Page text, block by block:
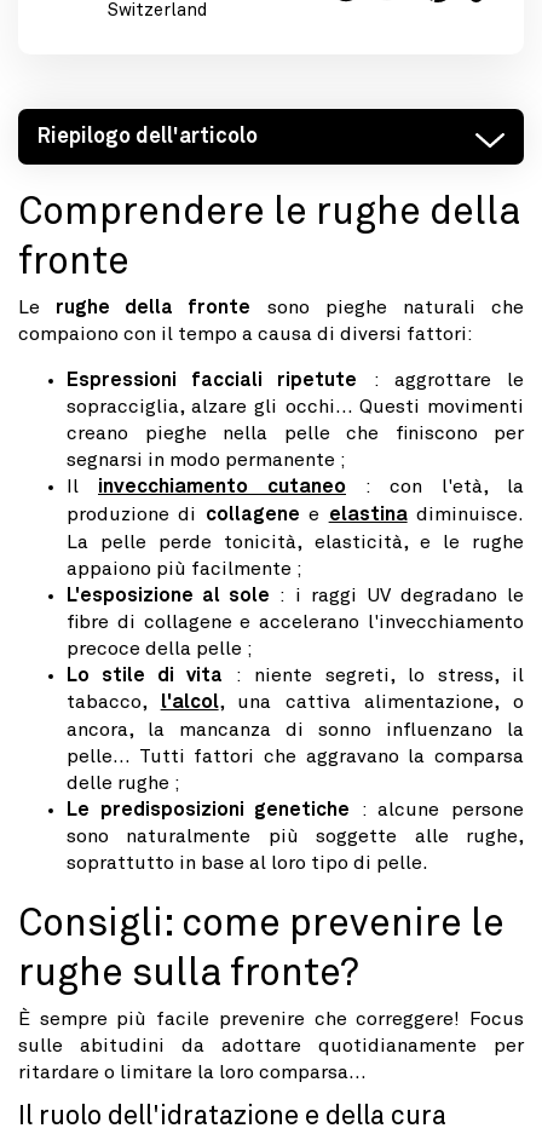
Switzerland
Riepilogo dell'articolo
Comprendere le rughe della
fronte
Le rughe della fronte sono pieghe naturali che
compaiono con il tempo a causa di diversi fattori:
Espressioni facciali ripetute : aggrottare le
sopracciglia, alzare gli occhi... Questi movimenti
creano pieghe nella pelle che finiscono per
segnarsi in modo permanente ;
Il invecchiamento cutaneo : con l'età, la
produzione di collagene e elastinadiminuisce.
La pelle perde tonicità, elasticità, e le rughe
appaiono più facilmente ;
L'esposizione al sole : i raggi UV degradano le
fibre di collagene e accelerano l'invecchiamento
precoce della pelle ;
Lo stile di vita : niente segreti, lo stress, il
tabacco, l'alcol, una cattiva alimentazione, o
ancora, la mancanza di sonno influenzano la
pelle… Tutti fattori che aggravano la comparsa
delle rughe ;
Le predisposizioni genetiche : alcune persone
sono naturalmente più soggette alle rughe,
soprattutto in base al loro tipo di pelle.
Consigli: come prevenire le
rughe sulla fronte?
È sempre più facile prevenire che correggere! Focus
sulle abitudini da adottare quotidianamente per
ritardare o limitare la loro comparsa...
Il ruolo dell'idratazione e della cura